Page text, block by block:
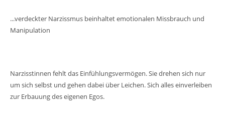
...verdeckter Narzissmus beinhaltet emotionalen Missbrauch und
Manipulation
Narzisstinnen fehlt das Einfühlungsvermögen. Sie drehen sich nur
um sich selbst und gehen dabei über Leichen. Sich alles einverleiben
zur Erbauung des eigenen Egos.